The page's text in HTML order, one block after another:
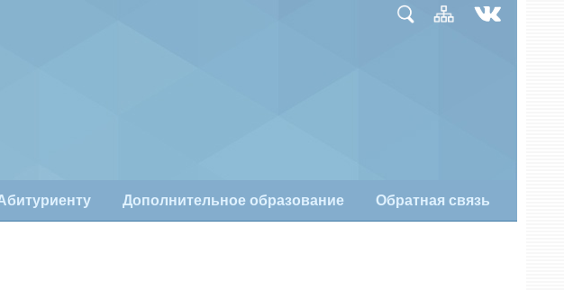
Дополнительное образование Обратная связь